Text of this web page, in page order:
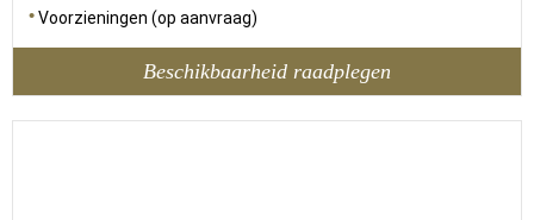
Voorzieningen (op aanvraag)
Beschikbaarheid raadplegen